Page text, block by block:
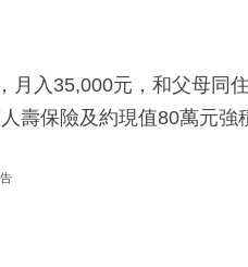
入35,000元，和父母同
壽保險及約現值80萬元強